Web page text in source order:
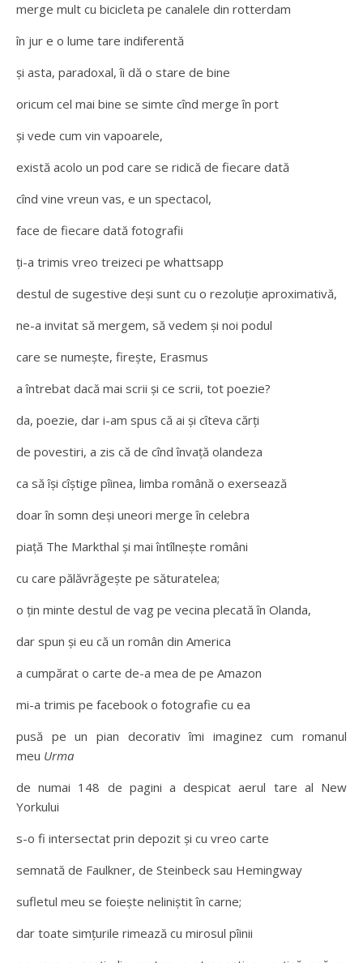
merge mult cu bicicleta pe canalele din rotterdam
în jur e o lume tare indiferentă
și asta, paradoxal, îi dă o stare de bine
oricum cel mai bine se simte cînd merge în port
și vede cum vin vapoarele,
există acolo un pod care se ridică de fiecare dată
cînd vine vreun vas, e un spectacol,
face de fiecare dată fotografii
ți-a trimis vreo treizeci pe whattsapp
destul de sugestive deși sunt cu o rezoluție aproximativă,
ne-a invitat să mergem, să vedem și noi podul
care se numește, firește, Erasmus
a întrebat dacă mai scrii și ce scrii, tot poezie?
da, poezie, dar i-am spus că ai și cîteva cărți
de povestiri, a zis că de cînd învață olandeza
ca să își cîștige pîinea, limba română o exersează
doar în somn deși uneori merge în celebra
piață The Markthal și mai întîlnește români
cu care pălăvrăgește pe săturatelea;
o țin minte destul de vag pe vecina plecată în Olanda,
dar spun și eu că un român din America
a cumpărat o carte de-a mea de pe Amazon
mi-a trimis pe facebook o fotografie cu ea
pusă pe un pian decorativ îmi imaginez cum romanul
meu Urma
de numai 148 de pagini a despicat aerul tare al New
Yorkului
s-o fi intersectat prin depozit și cu vreo carte
semnată de Faulkner, de Steinbeck sau Hemingway
sufletul meu se foiește neliniștit în carne;
dar toate simțurile rimează cu mirosul pîinii